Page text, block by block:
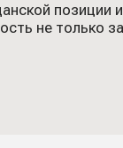
позиции
не только